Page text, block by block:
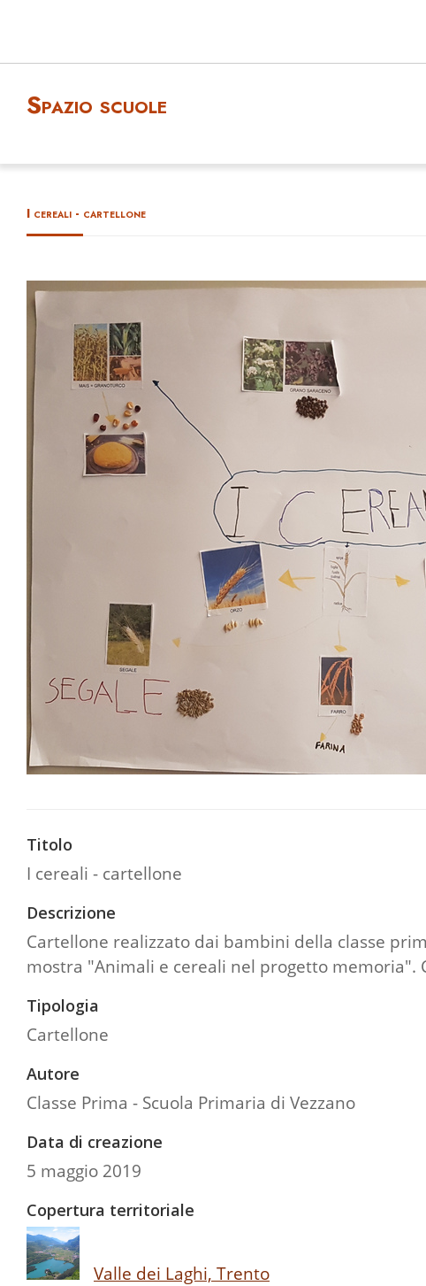
Spazio scuole
I cereali - cartellone
Titolo
I cereali - cartellone
Descrizione
Cartellone realizzato dai bambini della classe
mostra "Animali e cereali nel progetto memoria".
Tipologia
Cartellone
Autore
Classe Prima - Scuola Primaria di Vezzano
Data di creazione
5 maggio 2019
Copertura territoriale
Valle dei Laghi, Trento